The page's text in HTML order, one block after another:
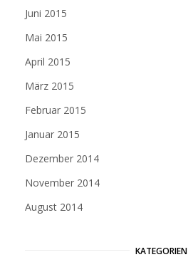
Juni 2015
Mai 2015
April 2015
März 2015
Februar 2015
Januar 2015
Dezember 2014
November 2014
August 2014
KATEGORIEN